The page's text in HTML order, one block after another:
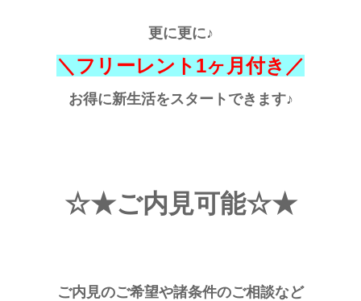
更に更に♪
＼フリーレント1ヶ月付き／
お得に新生活をスタートできます♪
☆★ご内見可能☆★
ご内見のご希望や諸条件のご相談など